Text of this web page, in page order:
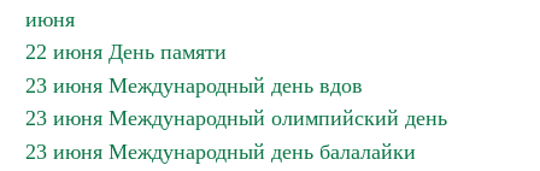
июня
22 июня День памяти
23 июня Международный день вдов
23 июня Международный олимпийский день
23 июня Международный день балалайки